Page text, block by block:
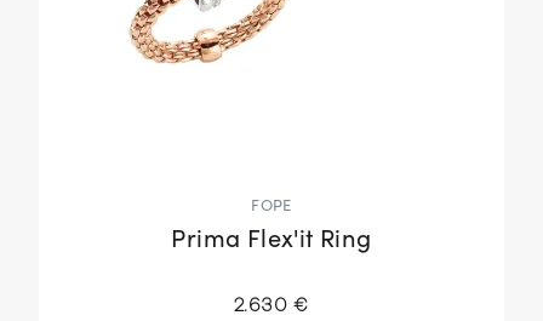
FOPE
Prima Flex'it Ring
2.630 €